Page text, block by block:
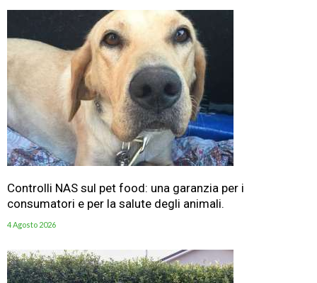
Controlli NAS sul pet food: una garanzia per i
consumatori e per la salute degli animali.
4 Agosto 2026